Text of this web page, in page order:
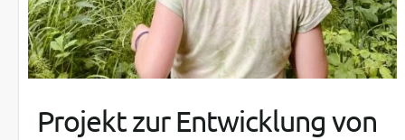
Projekt zur Entwicklung von